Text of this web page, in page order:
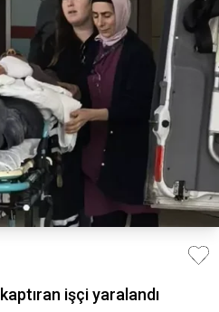
işçi yaralandı